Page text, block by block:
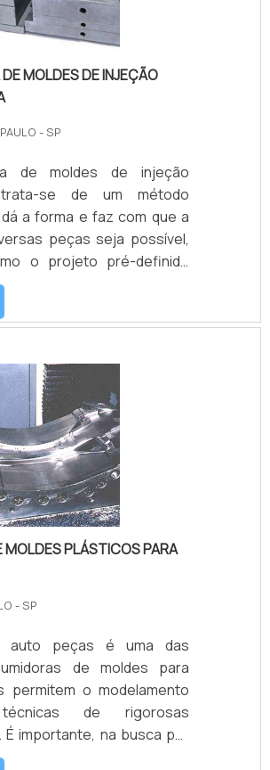
MOLDES DE INJEÇÃO
- SP
de moldes de injeção
trata-se de um método
a forma e faz com que a
peças seja possível,
o projeto pré-definido
isso, é extremamente
com um distribuidor de
termoplástica de
moldes, a peça é
plástico derretido,
e dimensões exatas
é possível reproduzir
MOLDES PLÁSTICOS PARA
- SP
auto peças é uma das
de moldes para
permitem o modelamento
de rigorosas
importante, na busca por
plásticos para auto